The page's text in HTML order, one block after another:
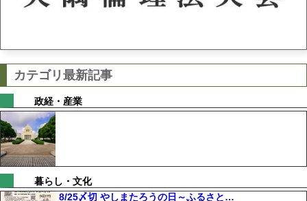
カテゴリ最新記事
政経・産業
暮らし・文化
8/25〆切 やしまたろうの日～ふるさと…